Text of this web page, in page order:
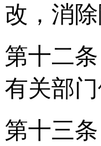
改，消除
第十二
有关部
第十三